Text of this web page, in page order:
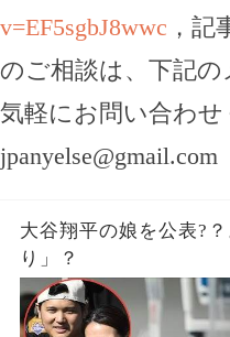
v=EF5sgbJ8wwc ，
のご相談は、下記
気軽にお問い合わせ
jpanyelse@gmail.com
大谷翔平の娘を公表?
り」？